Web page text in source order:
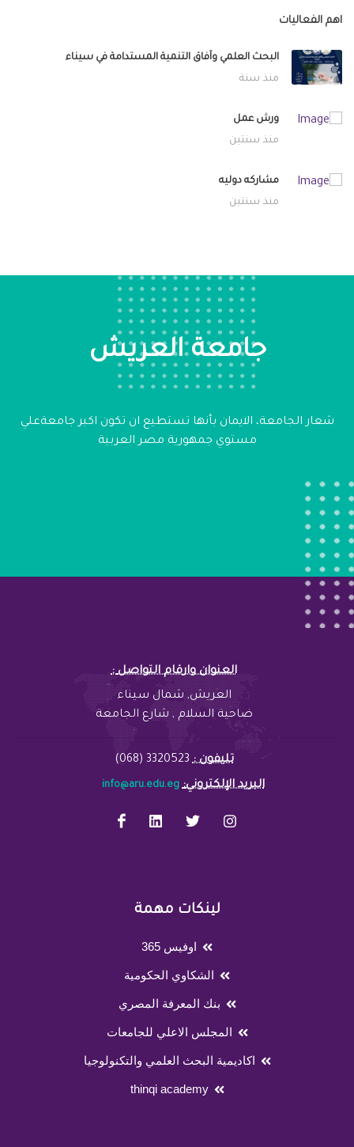
اهم الفعاليات
البحث العلمي وآفاق التنمية المستدامة في سيناء
منذ سنة
ورش عمل
منذ سنتين
مشاركه دوليه
منذ سنتين
جامعة العريش
شعار الجامعة، الايمان بأنها تستطيع ان تكون اكبر جامعةعلي
مستوي جمهورية مصر العربية
: العنوان وارقام التواصل
العريش, شمال سيناء
ضاحية السلام , شارع الجامعة
تليفون :3320523 (068)
info@aru.edu.eg :البريد الإلكتروني
لينكات مهمة
اوفيس 365
الشكاوي الحكومية
بنك المعرفة المصري
المجلس الاعلي للجامعات
اكاديمية البحث العلمي والتكنولوجيا
thinqi academy